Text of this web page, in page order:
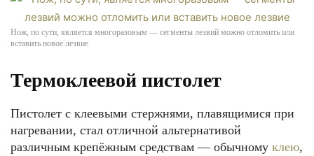
Нож, по сути, является многоразовым — сегменты лезвий можно отломить или
вставить новое лезвие
Термоклеевой пистолет
Пистолет с клеевыми стержнями, плавящимися при
нагревании, стал отличной альтернативой
различным крепёжным средствам — обычному клею,